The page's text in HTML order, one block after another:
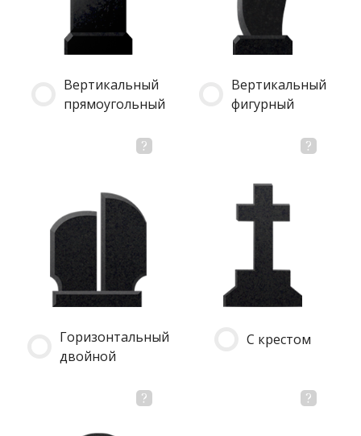
Вертикальный
прямоугольный
Вертикальный
фигурный
Горизонтальный
двойной
С крестом